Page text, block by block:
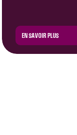
EN SAVOIR PLUS